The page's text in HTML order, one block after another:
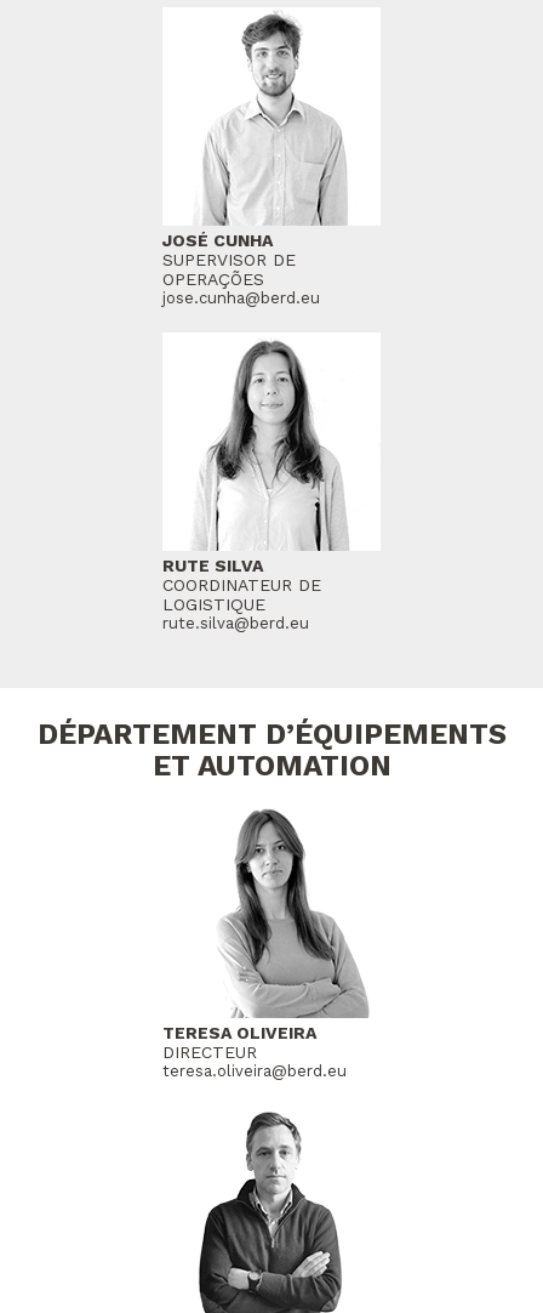
JOSÉ CUNHA
SUPERVISOR DE
OPERAÇÕES
jose.cunha@berd.eu
RUTE SILVA
COORDINATEUR DE
LOGISTIQUE
rute.silva@berd.eu
DÉPARTEMENT D’ÉQUIPEMENTS
ET AUTOMATION
TERESA OLIVEIRA
DIRECTEUR
teresa.oliveira@berd.eu